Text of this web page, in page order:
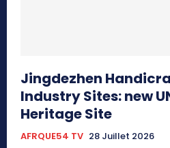
Jingdezhen
Industry Sites: new
Heritage Site
AFRQUE54 TV 28 Juillet 2026